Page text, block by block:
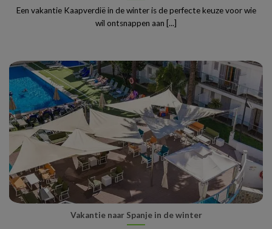
Een vakantie Kaapverdië in de winter is de perfecte keuze voor wie
wil ontsnappen aan [...]
Vakantie naar Spanje in de winter